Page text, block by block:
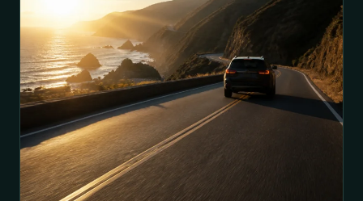
potrzebę wsparcia, bezpieczeństwa albo podjęcia
ważnej decyzji, a innym razem zapowiada konfrontację
z własnymi ambicjami, lękami lub oczekiwaniami. To
symbol, który może mieć zarówno pozytywne, jak i
ostrzegawcze znaczenie. Pojawienie się mężczyzny we
śnie nierzadko zachęca do przyjrzenia się relacjom z
otoczeniem oraz własnemu podejściu do
odpowiedzialności, władzy i zaangażowania. W
zależności od przebiegu snu może oznaczać
nadchodzące zmiany, tęsknotę za stabilizacją albo
potrzebę lepszego zrozumienia samego siebie.